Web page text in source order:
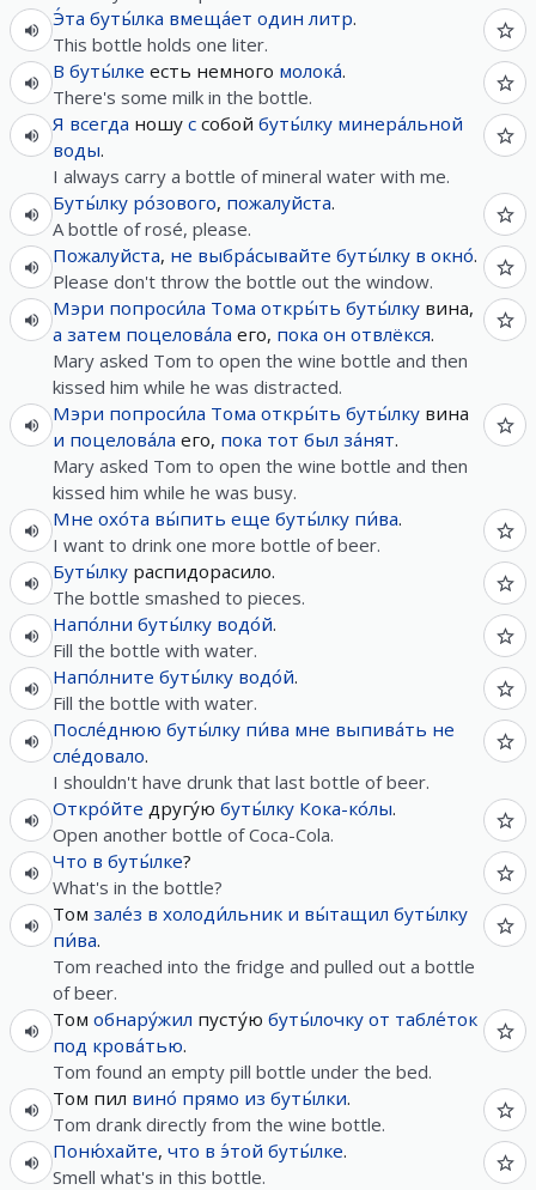
Э́та буты́лка вмеща́ет один литр.
This bottle holds one liter.
В буты́лке есть немного молока́.
There's some milk in the bottle.
Я всегда ношу с собой буты́лку минера́льной
воды.
I always carry a bottle of mineral water with me.
Буты́лку ро́зового, пожалуйста.
A bottle of rosé, please.
Пожалуйста, не выбра́сывайте буты́лку в окно́.
Please don't throw the bottle out the window.
Мэри попроси́ла Тома откры́ть буты́лку вина,
а затем поцелова́ла его, пока он отвлёкся.
Mary asked Tom to open the wine bottle and then
kissed him while he was distracted.
Мэри попроси́ла Тома откры́ть буты́лку вина
и поцелова́ла его, пока тот был за́нят.
Mary asked Tom to open the wine bottle and then
kissed him while he was busy.
Мне охо́та вы́пить еще буты́лку пи́ва.
I want to drink one more bottle of beer.
Буты́лку распидорасило.
The bottle smashed to pieces.
Напо́лни буты́лку водо́й.
Fill the bottle with water.
Напо́лните буты́лку водо́й.
Fill the bottle with water.
После́днюю буты́лку пи́ва мне выпива́ть не
сле́довало.
I shouldn't have drunk that last bottle of beer.
Откро́йте другу́ю буты́лку Кока-ко́лы.
Open another bottle of Coca-Cola.
Что в буты́лке?
What's in the bottle?
Том зале́з в холоди́льник и вы́тащил буты́лку
пи́ва.
Tom reached into the fridge and pulled out a bottle
of beer.
Том обнару́жил пусту́ю буты́лочку от табле́ток
под крова́тью.
Tom found an empty pill bottle under the bed.
Том пил вино́ прямо из буты́лки.
Tom drank directly from the wine bottle.
Поню́хайте, что в э́той буты́лке.
Smell what's in this bottle.